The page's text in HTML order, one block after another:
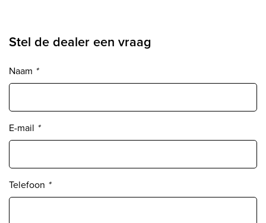
Stel de dealer een vraag
Naam *
E-mail *
Telefoon *